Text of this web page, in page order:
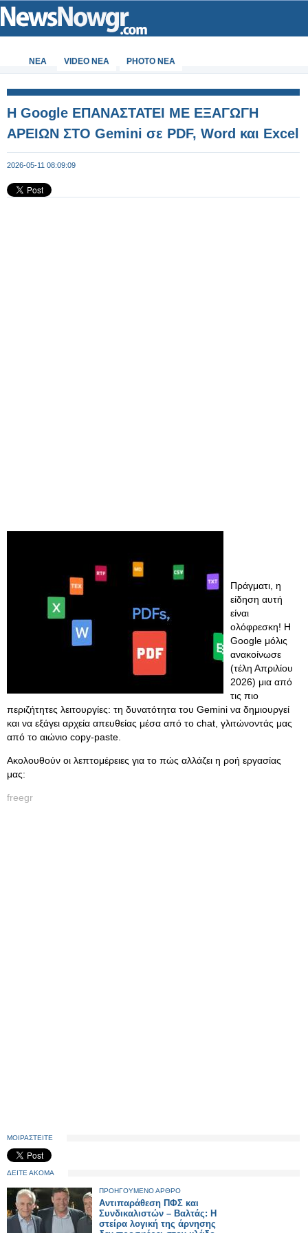
ΝΕΑ VIDEO NEA PHOTO NEA
Η Google ΕΠΑΝΑΣΤΑΤΕΙ ΜΕ ΕΞΑΓΩΓΗ
ΑΡΕΙΩΝ ΣΤΟ Gemini σε PDF, Word και Excel
2026-05-11 08:09:09
Πράγματι, η
είδηση αυτή
είναι
ολόφρεσκη! Η
Google μόλις
ανακοίνωσε
(τέλη Απριλίου
2026) μια από
τις πιο
περιζήτητες λειτουργίες: τη δυνατότητα του Gemini να δημιουργεί
και να εξάγει αρχεία απευθείας μέσα από το chat, γλιτώνοντάς μας
από το αιώνιο copy-paste.
Ακολουθούν οι λεπτομέρειες για το πώς αλλάζει η ροή εργασίας
μας:
freegr
ΜΟΙΡΑΣΤΕΙΤΕ
ΔΕΙΤΕ ΑΚΟΜΑ
ΠΡΟΗΓΟΥΜΕΝΟ ΑΡΘΡΟ
Αντιπαράθεση ΠΦΣ και
Συνδικαλιστών – Βαλτάς: Η
στείρα λογική της άρνησης